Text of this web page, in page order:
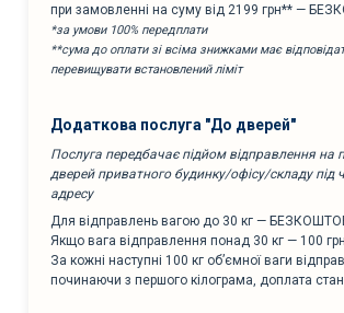
при замовленні на суму від 2199 грн** —
*за умови 100% передплати
**сума до оплати зі всіма знижками має
перевищувати встановлений ліміт
Додаткова послуга "До дверей"
Послуга передбачає підйом відправлення на
дверей приватного будинку/офісу/складу під
адресу
Для відправлень вагою до 30 кг —
Якщо вага відправлення понад 30 кг — 100 грн.
За кожні наступні 100 кг об’ємної ваги
починаючи з першого кілограма, доплата